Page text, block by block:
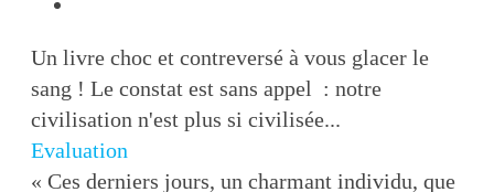
Un livre choc et contreversé à vous glacer le
sang ! Le constat est sans appel : notre
civilisation n'est plus si civilisée...
Evaluation
« Ces derniers jours, un charmant individu, que